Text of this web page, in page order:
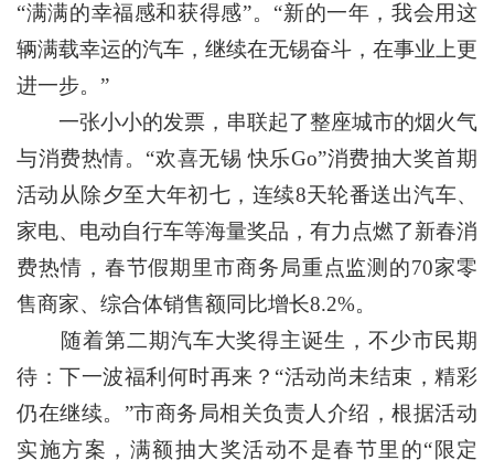
“满满的幸福感和获得感”。“新的一年，我会用这
辆满载幸运的汽车，继续在无锡奋斗，在事业上更
进一步。”
一张小小的发票，串联起了整座城市的烟火气
与消费热情。“欢喜无锡 快乐Go”消费抽大奖首期
活动从除夕至大年初七，连续8天轮番送出汽车、
家电、电动自行车等海量奖品，有力点燃了新春消
费热情，春节假期里市商务局重点监测的70家零
售商家、综合体销售额同比增长8.2%。
随着第二期汽车大奖得主诞生，不少市民期
待：下一波福利何时再来？“活动尚未结束，精彩
仍在继续。”市商务局相关负责人介绍，根据活动
实施方案，满额抽大奖活动不是春节里的“限定